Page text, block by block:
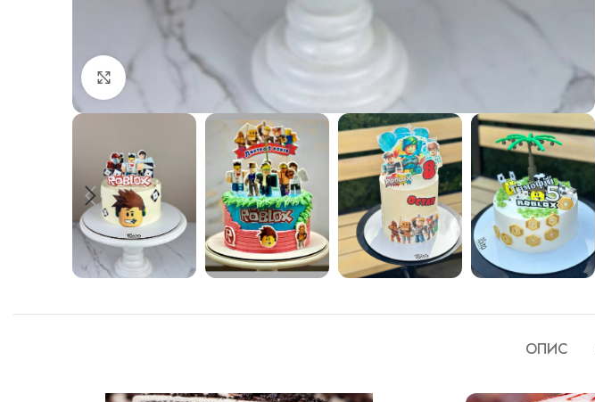
Торти для хлопчиків
Торт на хрестини, Торт на перше причастя
Корпоративні торти
Весільні торти
Збільшити фото
ОПИС